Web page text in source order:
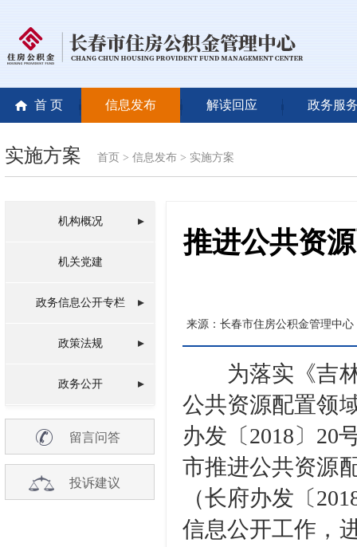
首 页 信息发布 解读回应 政务服
实施方案 首页 > 信息发布 > 实施方案
机构概况
机关党建
政务信息公开专栏
政策法规
政务公开
留言问答
投诉建议
推进公共资
来源：长春市住房公积金管理中心
为落实《吉林
公共资源配置领
办发〔2018〕20
市推进公共资源
（长府办发〔
信息公开工作，